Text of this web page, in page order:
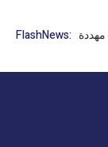
FlashNews: